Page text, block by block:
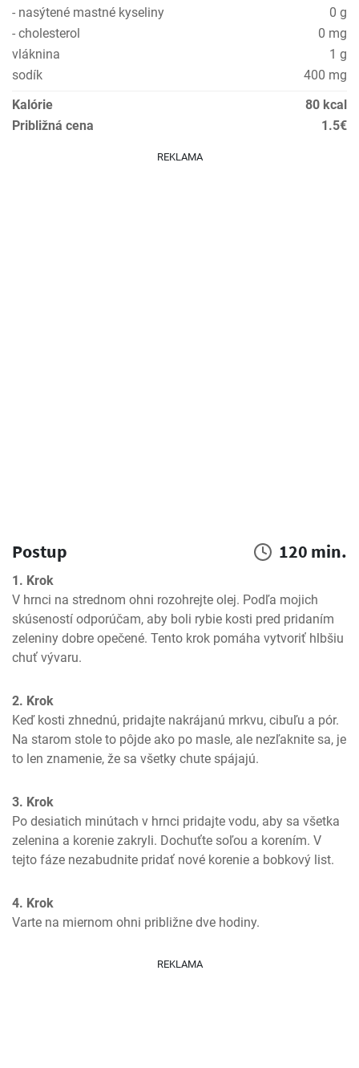
- nasýtené mastné kyseliny
0 g
- cholesterol
0 mg
vláknina
1 g
sodík
400 mg
Kalórie
80 kcal
Približná cena
1.5€
REKLAMA
Postup 120 min.
1. Krok
V hrnci na strednom ohni rozohrejte olej. Podľa mojich
skúseností odporúčam, aby boli rybie kosti pred pridaním
zeleniny dobre opečené. Tento krok pomáha vytvoriť hlbšiu
chuť vývaru.
2. Krok
Keď kosti zhnednú, pridajte nakrájanú mrkvu, cibuľu a pór.
Na starom stole to pôjde ako po masle, ale nezľaknite sa, je
to len znamenie, že sa všetky chute spájajú.
3. Krok
Po desiatich minútach v hrnci pridajte vodu, aby sa všetka
zelenina a korenie zakryli. Dochuťte soľou a korením. V
tejto fáze nezabudnite pridať nové korenie a bobkový list.
4. Krok
Varte na miernom ohni približne dve hodiny.
REKLAMA